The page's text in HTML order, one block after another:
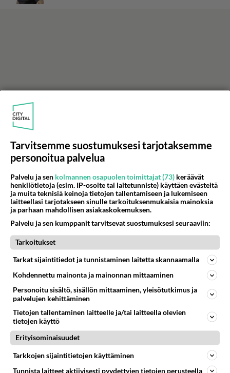
Tarvitsemme suostumuksesi tarjotaksemme
personoitua palvelua
Palvelu ja sen kolmannen osapuolen toimittajat (73) keräävät
henkilötietoja (esim. IP-osoite tai laitetunniste) käyttäen evästeitä
ja muita teknisiä keinoja tietojen tallentamiseen ja lukemiseen
laitteellasi tarjotakseen sinulle tarkoituksenmukaisia mainoksia
ja parhaan mahdollisen asiakaskokemuksen.
Palvelu ja sen kumppanit tarvitsevat suostumuksesi seuraaviin:
Tarkoitukset
Tarkat sijaintitiedot ja tunnistaminen laitetta skannaamalla
Kohdennettu mainonta ja mainonnan mittaaminen
Personoitu sisältö, sisällön mittaaminen, yleisötutkimus ja
palvelujen kehittäminen
Tietojen tallentaminen laitteelle ja/tai laitteella olevien
tietojen käyttö
Erityisominaisuudet
Tarkkojen sijaintitietojen käyttäminen
Tunnista laitteet aktiivisesti pyydettyjen tietojen perusteella